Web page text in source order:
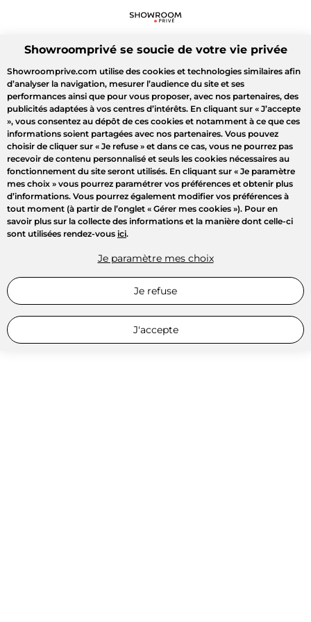
Showroomprivé se soucie de votre vie privée
Showroomprive.com utilise des cookies et technologies similaires afin
d’analyser la navigation, mesurer l’audience du site et ses
performances ainsi que pour vous proposer, avec nos partenaires, des
publicités adaptées à vos centres d’intérêts. En cliquant sur « J’accepte
», vous consentez au dépôt de ces cookies et notamment à ce que ces
informations soient partagées avec nos partenaires. Vous pouvez
choisir de cliquer sur « Je refuse » et dans ce cas, vous ne pourrez pas
recevoir de contenu personnalisé et seuls les cookies nécessaires au
fonctionnement du site seront utilisés. En cliquant sur « Je paramètre
mes choix » vous pourrez paramétrer vos préférences et obtenir plus
d’informations. Vous pourrez également modifier vos préférences à
tout moment (à partir de l’onglet « Gérer mes cookies »). Pour en
savoir plus sur la collecte des informations et la manière dont celle-ci
sont utilisées rendez-vous ici.
Je paramètre mes choix
Je refuse
J'accepte